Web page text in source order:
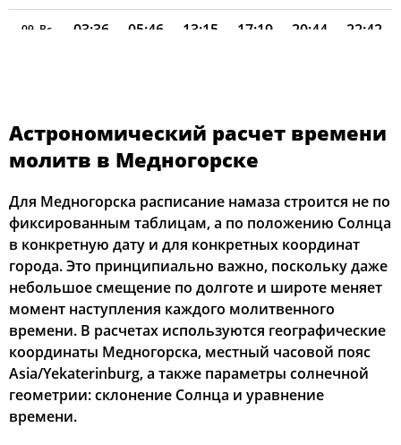
09, Вс 03:36 05:46 13:15 17:19 20:44 22:42
12, Ср 05:50 13:15 20:38
14, Пт 03:50 05:53 13:14 17:15 20:34 22:27
15, Сб 03:53 05:55 13:14 17:14 20:32 22:24
16, Вс 03:55 05:57 13:14 17:13 20:30
17, Пн 03:58 05:58 13:14 17:11 20:28 22:19
18, Вт 04:00 06:00 13:14 17:10 20:26
Астрономический расчет времени
молитв в Медногорске
Для Медногорска расписание намаза строится не по
фиксированным таблицам, а по положению Солнца
в конкретную дату и для конкретных координат
города. Это принципиально важно, поскольку даже
небольшое смещение по долготе и широте меняет
момент наступления каждого молитвенного
времени. В расчетах используются географические
координаты Медногорска, местный часовой пояс
Asia/Yekaterinburg, а также параметры солнечной
геометрии: склонение Солнца и уравнение
времени.